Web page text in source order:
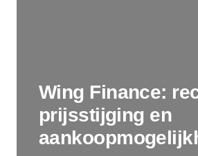
Wing Finance:
prijsstijging en